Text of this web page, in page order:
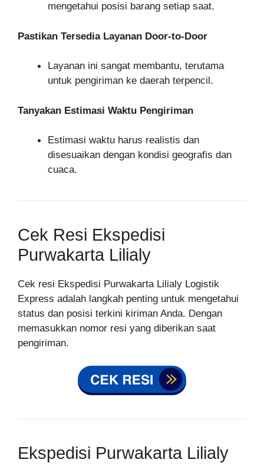
mengetahui posisi barang setiap saat.
Pastikan Tersedia Layanan Door-to-Door
Layanan ini sangat membantu, terutama
untuk pengiriman ke daerah terpencil.
Tanyakan Estimasi Waktu Pengiriman
Estimasi waktu harus realistis dan
disesuaikan dengan kondisi geografis dan
cuaca.
Cek Resi Ekspedisi
Purwakarta Lilialy
Cek resi Ekspedisi Purwakarta Lilialy Logistik
Express adalah langkah penting untuk mengetahui
status dan posisi terkini kiriman Anda. Dengan
memasukkan nomor resi yang diberikan saat
pengiriman.
Ekspedisi Purwakarta Lilialy